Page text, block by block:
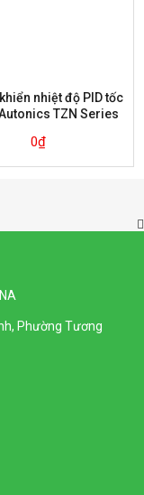
nhiệt độ PID tốc
TZN Series
0₫
Phường Tương